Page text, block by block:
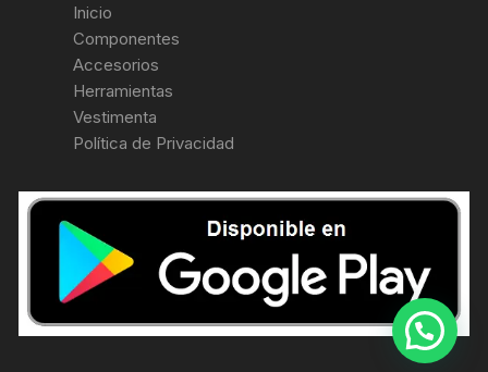
Inicio
Componentes
Accesorios
Herramientas
Vestimenta
Política de Privacidad